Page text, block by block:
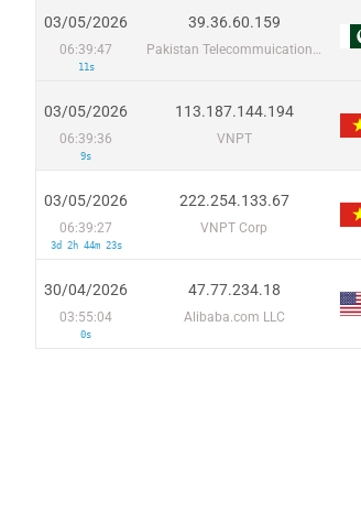
03/05/2026
06:39:47
11s
39.36.60.159
Pakistan Telecommuication company limited
03/05/2026
06:39:36
9s
113.187.144.194
VNPT
03/05/2026
06:39:27
3d 2h 44m 23s
222.254.133.67
VNPT Corp
30/04/2026
03:55:04
0s
47.77.234.18
Alibaba.com LLC